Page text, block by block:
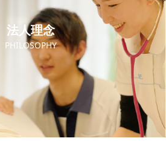
法人理念
PHILOSOPHY